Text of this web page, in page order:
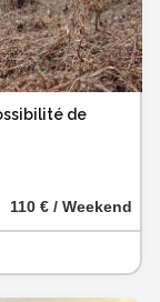
de
110 € / Weekend